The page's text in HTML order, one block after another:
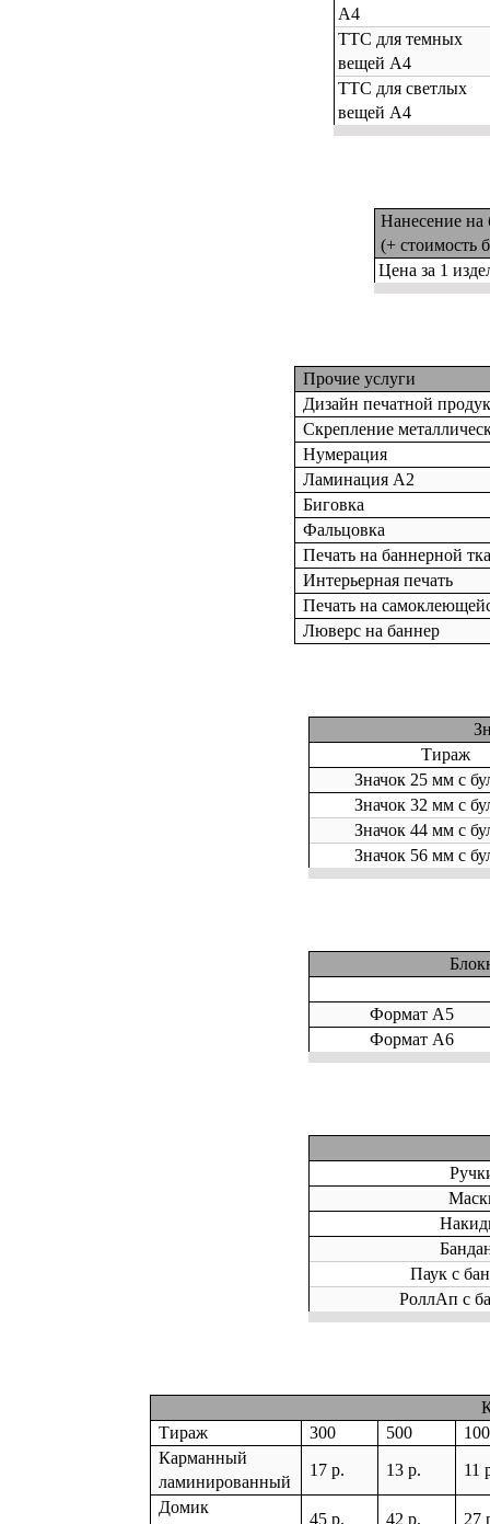
А4
ТТС для темных
вещей А4
ТТС для светлых
вещей А4
Нанесение на
(+ стоимость
Цена за 1
Прочие услуги
Дизайн печатной
Скрепление
Нумерация
Ламинация А2
Биговка
Фальцовка
Печать на баннерной
Интерьерная печать
Печать на
Люверс на баннер
Тираж
Значок 25 мм с
Значок 32 мм с
Значок 44 мм с
Значок 56 мм с
Формат А5
Формат А6
Паук с
РоллАп с
Тираж
300 500
Карманный
ламинированный
17 р. 13 р.
11
Домик
45 р. 42 р. 27